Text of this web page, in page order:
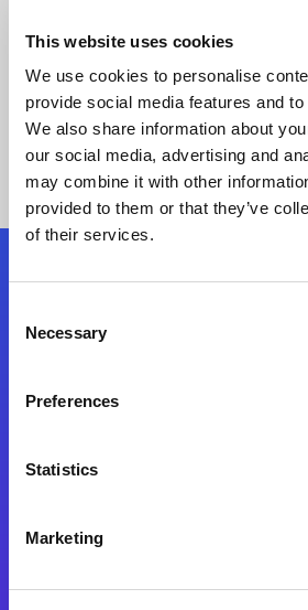
This website uses cookies
We use cookies to personalise
provide social media features and
We also share information about
our social media, advertising and
may combine it with other
provided to them or that they’ve
of their services.
Selection
Necessary
Preferences
Statistics
Marketing
Kövessen minket!